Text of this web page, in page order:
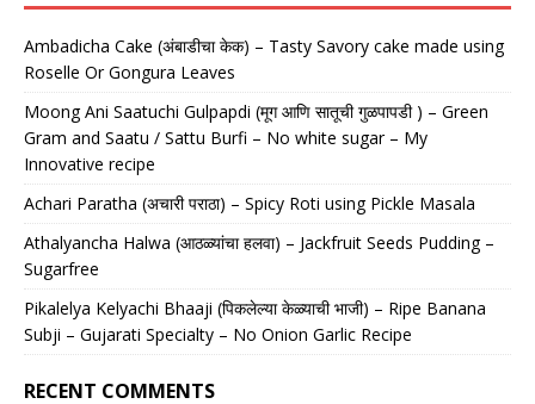
Ambadicha Cake (अंबाडीचा केक) – Tasty Savory cake made using
Roselle Or Gongura Leaves
Moong Ani Saatuchi Gulpapdi (मूग आणि सातूची गुळपापडी ) – Green
Gram and Saatu / Sattu Burfi – No white sugar – My
Innovative recipe
Achari Paratha (अचारी पराठा) – Spicy Roti using Pickle Masala
Athalyancha Halwa (आठळ्यांचा हलवा) – Jackfruit Seeds Pudding –
Sugarfree
Pikalelya Kelyachi Bhaaji (पिकलेल्या केळ्याची भाजी) – Ripe Banana
Subji – Gujarati Specialty – No Onion Garlic Recipe
RECENT COMMENTS